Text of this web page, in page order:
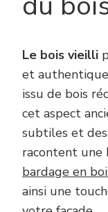
Le bois vieilli
et
issu de bois
cet aspect
subtiles et
racontent une
bardage en
ainsi une